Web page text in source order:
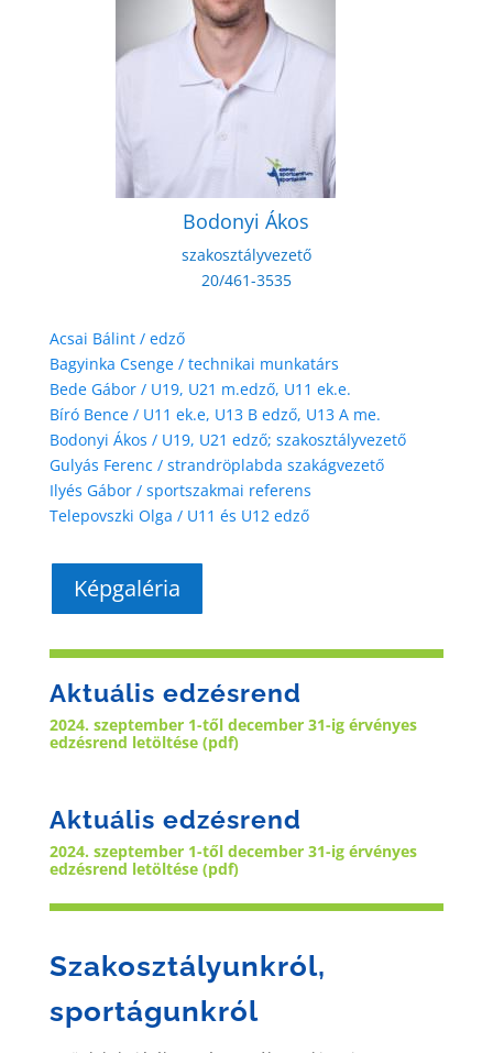
Bodonyi Ákos
szakosztályvezető
20/461-3535
Acsai Bálint / edző
Bagyinka Csenge / technikai munkatárs
Bede Gábor / U19, U21 m.edző, U11 ek.e.
Bíró Bence / U11 ek.e, U13 B edző, U13 A me.
Bodonyi Ákos / U19, U21 edző; szakosztályvezető
Gulyás Ferenc / strandröplabda szakágvezető
Ilyés Gábor / sportszakmai referens
Telepovszki Olga / U11 és U12 edző
Képgaléria
Aktuális edzésrend
2024. szeptember 1-től december 31-ig érvényes
edzésrend letöltése (pdf)
Aktuális edzésrend
2024. szeptember 1-től december 31-ig érvényes
edzésrend letöltése (pdf)
Szakosztályunkról,
sportágunkról